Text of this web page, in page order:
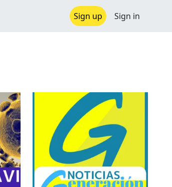
Sign up Sign in